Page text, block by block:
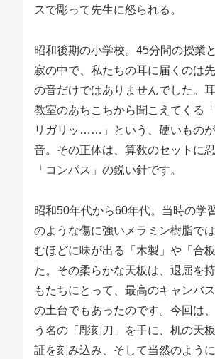
スで彫って先生に怒られる。
昭和後期の小学校。45分間の授業
寂の中で、私たちの耳に届くのは
の音だけではありませんでした。耳
教室のあちこちから聞こえてく
リガリッ……」という、硬いもの
音。その正体は、算数のセットに
「コンパス」の鋭い針です。
昭和50年代から60年代。当時の学
のような傷に強いメラミン樹脂で
むほどに味が出る「木製」や「合
た。その柔らかな天板は、退屈を
もたちにとって、最高のキャンバ
の土台でもあったのです。今回は
う名の「彫刻刀」を手に、机の天
証を刻み込み、そして当然のよう